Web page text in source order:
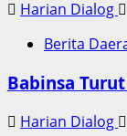
Harian Dialog
Berita
Babinsa
Harian Dialog